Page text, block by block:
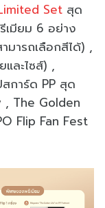
Set สุด
มียม 6 อย่าง
มารถเลือกสีได้) ,
ละไซส์) ,
การ์ด PP สุด
, The Golden
Flip Fan Fest